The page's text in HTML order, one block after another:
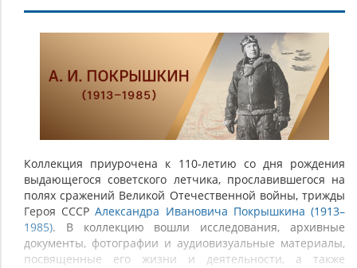
Покрышкин
Коллекция приурочена к 110-летию со дня рождения
выдающегося советского летчика, прославившегося на
полях сражений Великой Отечественной войны, трижды
Героя СССРАлександра Ивановича Покрышкина (1913–
1985). В коллекцию вошли исследования, архивные
документы, фотографии и аудиовизуальные материалы,
посвященные его жизни и деятельности, а также